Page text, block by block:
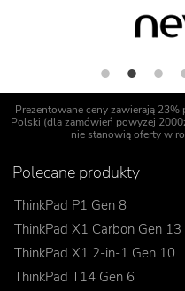
Prezentowane ceny zawierają 23%
Polski (dla zamówień powyżej
nie stanowią oferty w
Polecane produkty
ThinkPad P1 Gen 8
ThinkPad X1 Carbon Gen 13
ThinkPad X1 2-in-1 Gen 10
ThinkPad T14 Gen 6